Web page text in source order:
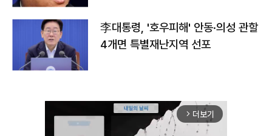
李대통령, '호우피해' 안동·의성 관할
4개면 특별재난지역 선포
arrow_forward_ios 더보기